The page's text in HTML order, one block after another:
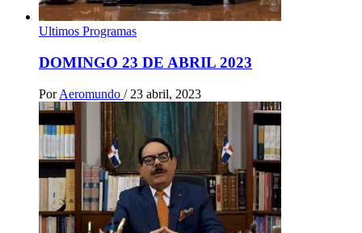
Ultimos Programas
DOMINGO 23 DE ABRIL 2023
Por Aeromundo / 23 abril, 2023